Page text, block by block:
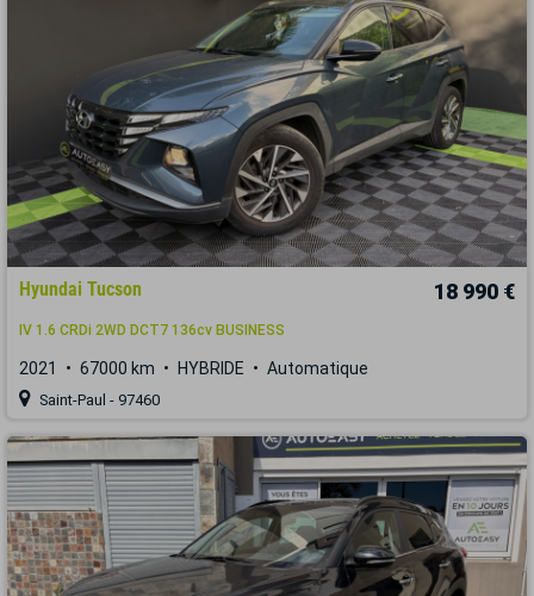
Hyundai Tucson 18 990 €
IV 1.6 CRDi 2WD DCT7 136cv BUSINESS
2021 67000 km HYBRIDE Automatique
Saint-Paul - 97460